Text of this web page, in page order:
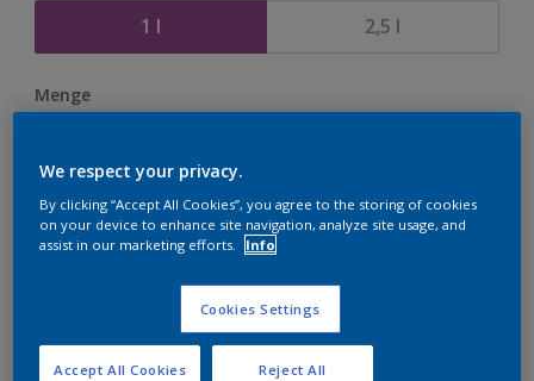
1 l 2,5 l
Menge
Zur Einkaufsliste hinzufügen
Einen Händler finden
Zu Projekt hinzufügen
We respect your privacy.
By clicking “Accept All Cookies”, you agree to the storing of cookies
on your device to enhance site navigation, analyze site usage, and
assist in our marketing efforts.
Info
Cookies Settings
Reject All
Accept All Cookies